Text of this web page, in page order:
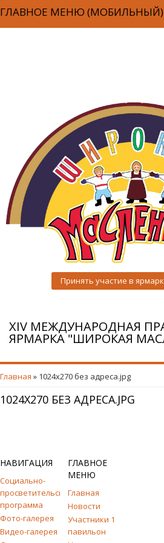
ГЛАВНОЕ МЕНЮ (МОБИЛЬНЫЙ)
Принять участие в
XIV МЕЖДУНАРОДНАЯ
ЯРМАРКА "ШИРОКАЯ
ВЫ ЗДЕСЬ
Главная » 1024x270 без адреса.jpg
1024X270 БЕЗ АДРЕСА.JPG
НАВИГАЦИЯ
Социально-
просветительская
программа
Фото-галерея
Видео-галерея
ГЛАВНОЕ
МЕНЮ
Главная
Новости
Участники 1
павильон